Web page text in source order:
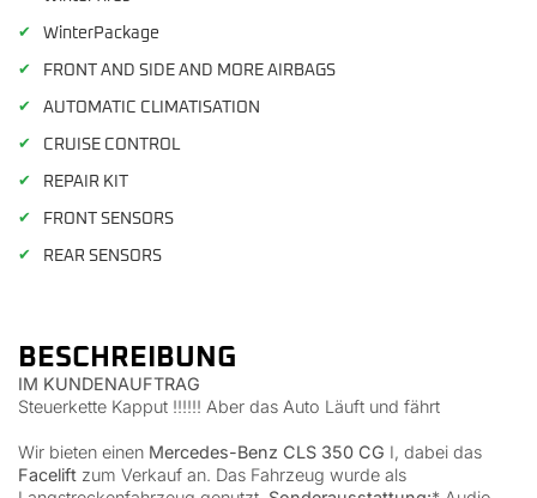
✔ WinterPackage
✔ FRONT AND SIDE AND MORE AIRBAGS
✔ AUTOMATIC CLIMATISATION
✔ CRUISE CONTROL
✔ REPAIR KIT
✔ FRONT SENSORS
✔ REAR SENSORS
BESCHREIBUNG
IM KUNDENAUFTRAG
Steuerkette Kapput !!!!!! Aber das Auto Läuft und fährt
Wir bieten einen Mercedes-Benz CLS 350 CG I, dabei das
Facelift zum Verkauf an. Das Fahrzeug wurde als